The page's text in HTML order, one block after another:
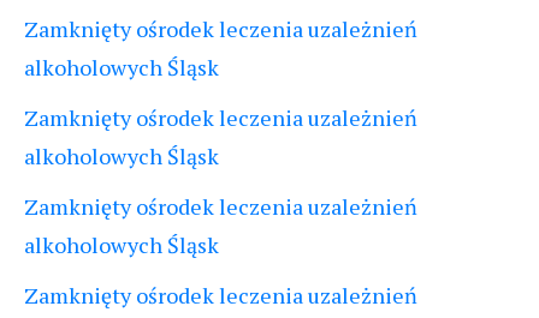
Zamknięty ośrodek leczenia uzależnień
alkoholowych Śląsk
Zamknięty ośrodek leczenia uzależnień
alkoholowych Śląsk
Zamknięty ośrodek leczenia uzależnień
alkoholowych Śląsk
Zamknięty ośrodek leczenia uzależnień